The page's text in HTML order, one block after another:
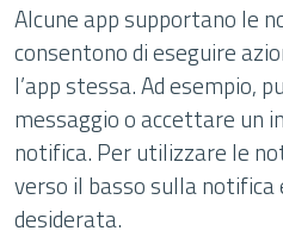
Alcune app supportano le
consentono di eseguire
l’app stessa. Ad esempio,
messaggio o accettare un
notifica. Per utilizzare le
verso il basso sulla notifica
desiderata.